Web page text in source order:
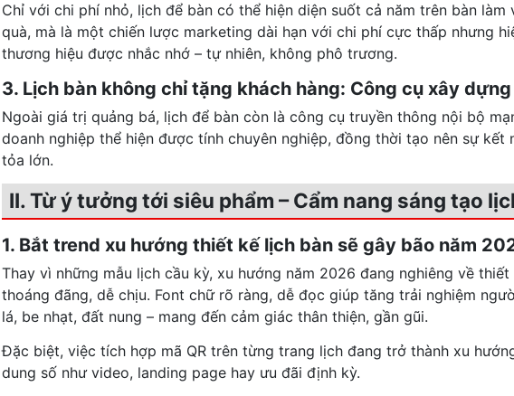
Chỉ với chi phí nhỏ, lịch để bàn có thể hiện diện suốt cả năm trên bàn
quà, mà là một chiến lược marketing dài hạn với chi phí cực thấp nhưng
thương hiệu được nhắc nhớ – tự nhiên, không phô trương.
3. Lịch bàn không chỉ tặng khách hàng: Công cụ xây
Ngoài giá trị quảng bá, lịch để bàn còn là công cụ truyền thông nội bộ
doanh nghiệp thể hiện được tính chuyên nghiệp, đồng thời tạo nên sự
tỏa lớn.
II. Từ ý tưởng tới siêu phẩm – Cẩm nang sáng tạo
1. Bắt trend xu hướng thiết kế lịch bàn sẽ gây bão năm
Thay vì những mẫu lịch cầu kỳ, xu hướng năm 2026 đang nghiêng về
thoáng đãng, dễ chịu. Font chữ rõ ràng, dễ đọc giúp tăng trải nghiệm
lá, be nhạt, đất nung – mang đến cảm giác thân thiện, gần gũi.
Đặc biệt, việc tích hợp mã QR trên từng trang lịch đang trở thành xu
dung số như video, landing page hay ưu đãi định kỳ.